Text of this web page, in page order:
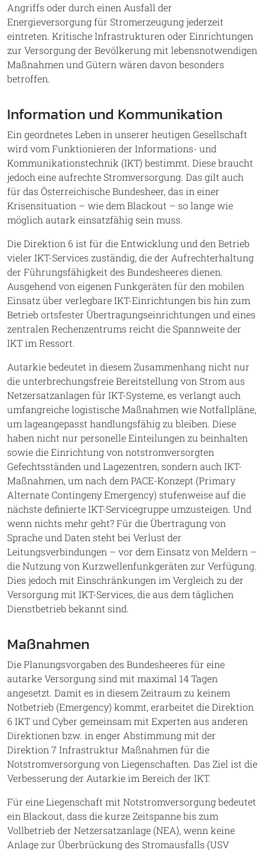
Angriffs oder durch einen Ausfall der
Energieversorgung für Stromerzeugung jederzeit
eintreten. Kritische Infrastrukturen oder Einrichtungen
zur Versorgung der Bevölkerung mit lebensnotwendigen
Maßnahmen und Gütern wären davon besonders
betroffen.
Information und Kommunikation
Ein geordnetes Leben in unserer heutigen Gesellschaft
wird vom Funktionieren der Informations- und
Kommunikationstechnik (IKT) bestimmt. Diese braucht
jedoch eine aufrechte Stromversorgung. Das gilt auch
für das Österreichische Bundesheer, das in einer
Krisensituation – wie dem Blackout – so lange wie
möglich autark einsatzfähig sein muss.
Die Direktion 6 ist für die Entwicklung und den Betrieb
vieler IKT-Services zuständig, die der Aufrechterhaltung
der Führungsfähigkeit des Bundesheeres dienen.
Ausgehend von eigenen Funkgeräten für den mobilen
Einsatz über verlegbare IKT-Einrichtungen bis hin zum
Betrieb ortsfester Übertragungseinrichtungen und eines
zentralen Rechenzentrums reicht die Spannweite der
IKT im Ressort.
Autarkie bedeutet in diesem Zusammenhang nicht nur
die unterbrechungsfreie Bereitstellung von Strom aus
Netzersatzanlagen für IKT-Systeme, es verlangt auch
umfangreiche logistische Maßnahmen wie Notfallpläne,
um lageangepasst handlungsfähig zu bleiben. Diese
haben nicht nur personelle Einteilungen zu beinhalten
sowie die Einrichtung von notstromversorgten
Gefechtsständen und Lagezentren, sondern auch IKT-
Maßnahmen, um nach dem PACE-Konzept (Primary
Alternate Contingeny Emergency) stufenweise auf die
nächste definierte IKT-Servicegruppe umzusteigen. Und
wenn nichts mehr geht? Für die Übertragung von
Sprache und Daten steht bei Verlust der
Leitungsverbindungen – vor dem Einsatz von Meldern –
die Nutzung von Kurzwellenfunkgeräten zur Verfügung.
Dies jedoch mit Einschränkungen im Vergleich zu der
Versorgung mit IKT-Services, die aus dem täglichen
Dienstbetrieb bekannt sind.
Maßnahmen
Die Planungsvorgaben des Bundesheeres für eine
autarke Versorgung sind mit maximal 14 Tagen
angesetzt. Damit es in diesem Zeitraum zu keinem
Notbetrieb (Emergency) kommt, erarbeitet die Direktion
6 IKT und Cyber gemeinsam mit Experten aus anderen
Direktionen bzw. in enger Abstimmung mit der
Direktion 7 Infrastruktur Maßnahmen für die
Notstromversorgung von Liegenschaften. Das Ziel ist die
Verbesserung der Autarkie im Bereich der IKT.
Für eine Liegenschaft mit Notstromversorgung bedeutet
ein Blackout, dass die kurze Zeitspanne bis zum
Vollbetrieb der Netzersatzanlage (NEA), wenn keine
Anlage zur Überbrückung des Stromausfalls (USV